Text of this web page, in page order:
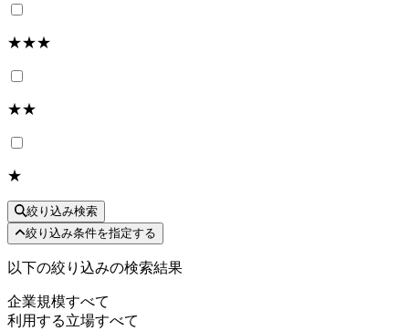
★★★
★★
★
絞り込み検索
絞り込み条件を指定する
以下の絞り込みの検索結果
企業規模すべて
利用する立場すべて